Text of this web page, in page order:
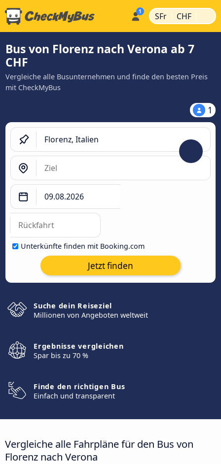
SFr | CHF |
Bus von Florenz nach Verona ab 7
CHF
Vergleiche alle Busunternehmen und finde den besten Preis
mit CheckMyBus
1
Unterkünfte finden mit Booking.com
Jetzt finden
Suche dein Reiseziel
Millionen von Angeboten weltweit
Ergebnisse vergleichen
Spar bis zu 70 %
Finde den richtigen Bus
Einfach und transparent
Vergleiche alle Fahrpläne für den Bus von
Florenz nach Verona